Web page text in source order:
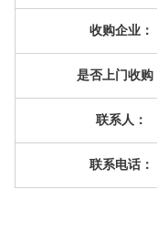
收购企业：
是否上门收购
联系人：
联系电话：